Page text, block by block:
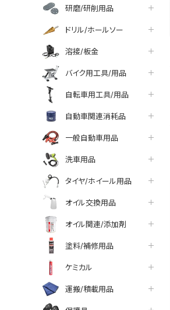
研磨/研削用品
ドリル/ホールソー
溶接/板金
バイク用工具/用品
自転車用工具/用品
自動車関連消耗品
一般自動車用品
洗車用品
タイヤ/ホイール用品
オイル交換用品
オイル関連/添加剤
塗料/補修用品
ケミカル
運搬/積載用品